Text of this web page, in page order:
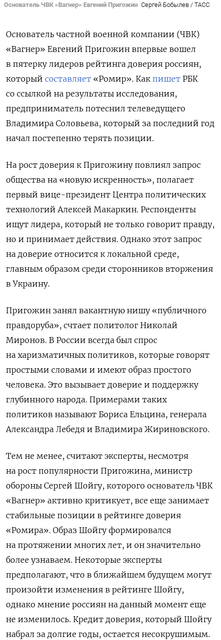
Основатель ЧВК «Вагнер» Евгений Пригожин Сергей Бобылев / ТАСС
Основатель частной военной компании (ЧВК)
«Вагнер» Евгений Пригожин впервые вошел
в пятерку лидеров рейтинга доверия россиян,
который составляет «Ромир». Как пишет РБК
со ссылкой на результаты исследования,
предприниматель потеснил телеведущего
Владимира Соловьева, который за последний год
начал постепенно терять позиции.
На рост доверия к Пригожину повлиял запрос
общества на «новую искренность», полагает
первый вице-президент Центра политических
технологий Алексей Макаркин. Респонденты
ищут лидера, который не только говорит правду,
но и принимает действия. Однако этот запрос
на доверие относится к локальной среде,
главным образом среди сторонников вторжения
в Украину.
Пригожин занял вакантную нишу «публичного
правдоруба», счтает политолог Николай
Миронов. В России всегда был спрос
на харизматичных политиков, которые говорят
простыми словами и имеют образ простого
человека. Это вызывает доверие и поддержку
глубинного народа. Примерами таких
политиков называют Бориса Ельцина, генерала
Александра Лебедя и Владимира Жириновского.
Тем не менее, считают эксперты, несмотря
на рост популярности Пригожина, министр
обороны Сергей Шойгу, которого основатель ЧВК
«Вагнер» активно критикует, все еще занимает
стабильные позиции в рейтинге доверия
«Ромира». Образ Шойгу формировался
на протяжении многих лет, и он значительно
более узнаваем. Некоторые эксперты
предполагают, что в ближайшем будущем могут
произойти изменения в рейтинге Шойгу,
однако мнение россиян на данный момент еще
не изменилось. Кредит доверия, который Шойгу
набрал за долгие годы, остается несокрушимым.